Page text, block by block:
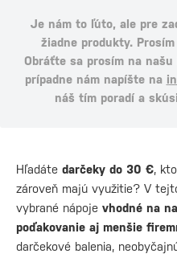
Je nám to ľúto, ale pre
žiadne produkty.
Obráťte sa prosím na
prípadne nám napíšte na
náš tím poradí a
Hľadáte darčeky do 30 €,
zároveň majú využitie? V
vybrané nápoje vhodné na
poďakovanie aj menšie
darčekové balenia,